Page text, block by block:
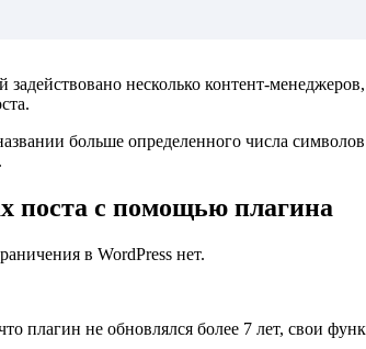
несколько контент-
больше определенного числа
поста с помощью плагина
в WordPress нет.
плагин не обновлялся более 7 лет, свои